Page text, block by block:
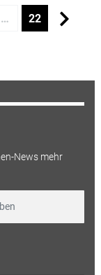
… 22
News mehr